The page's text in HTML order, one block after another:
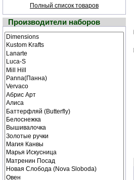
Полный список товаров
Производители наборов